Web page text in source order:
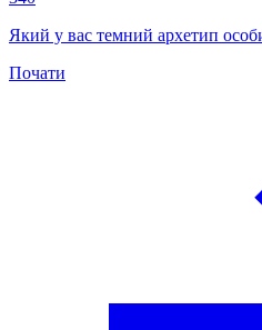
Який у вас темний архетип
Почати